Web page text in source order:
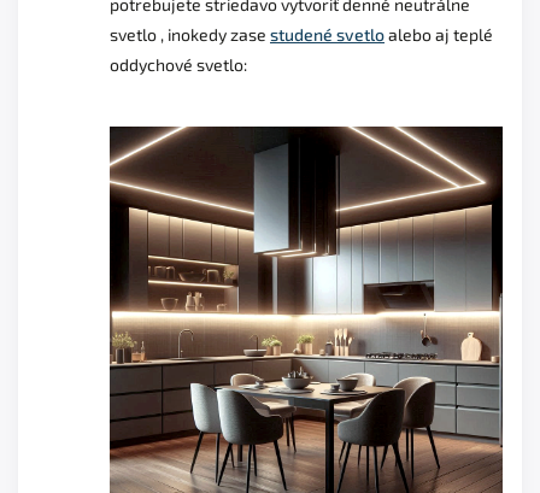
svetlo , inokedy zase studené svetloalebo aj teplé
oddychové svetlo: